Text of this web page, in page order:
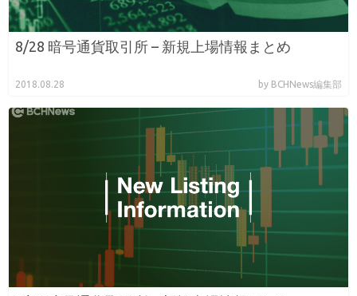
8/28 暗号通貨取引所 – 新規上場情報まとめ
2018.08.28 by BCHNews編集部